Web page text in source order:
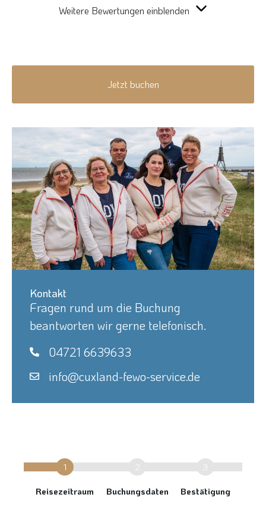
Weitere Bewertungen einblenden
Jetzt buchen
Kontakt
Fragen rund um die Buchung
beantworten wir gerne telefonisch.
04721 6639633
info@cuxland-fewo-service.de